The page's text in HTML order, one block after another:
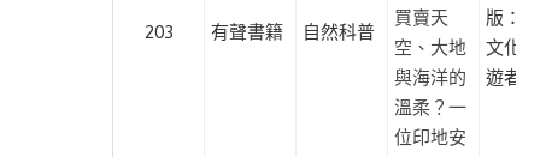
203 有聲書籍 自然科普
買賣天
空、大地
與海洋的
溫柔？一
位印地安
版：
文化
遊者